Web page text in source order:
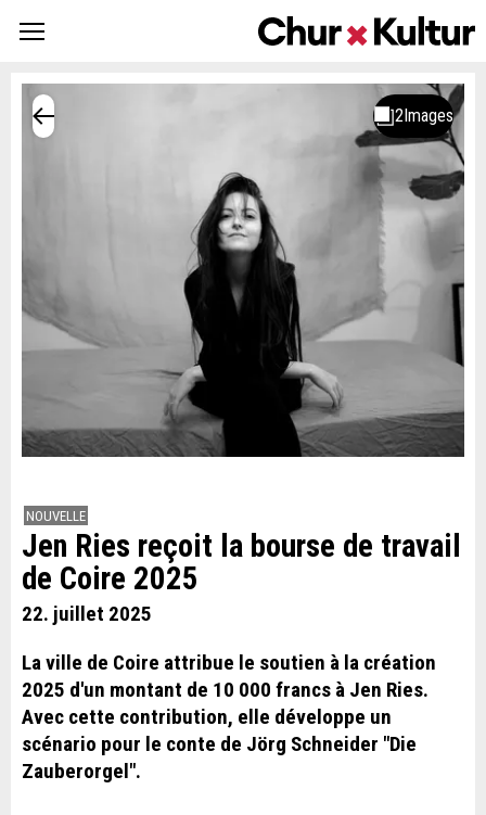
NOUVELLE
Jen Ries reçoit la bourse de travail
de Coire 2025
22. juillet 2025
La ville de Coire attribue le soutien à la création
2025 d'un montant de 10 000 francs à Jen Ries.
Avec cette contribution, elle développe un
scénario pour le conte de Jörg Schneider "Die
Zauberorgel".